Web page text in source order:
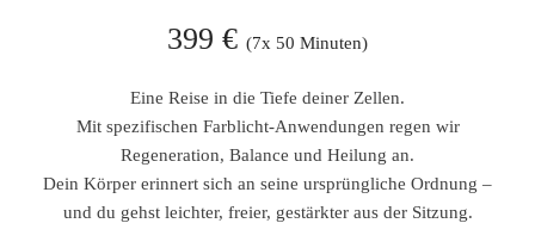
399 € (7x 50 Minuten)
Eine Reise in die Tiefe deiner Zellen.
Mit spezifischen Farblicht-Anwendungen regen wir
Regeneration, Balance und Heilung an.
Dein Körper erinnert sich an seine ursprüngliche Ordnung –
und du gehst leichter, freier, gestärkter aus der Sitzung.